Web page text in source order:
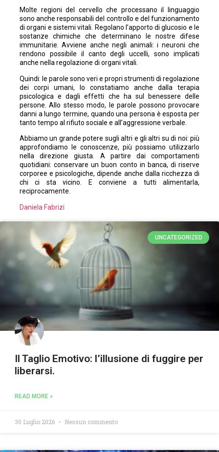
Molte regioni del cervello che processano il linguaggio
sono anche responsabili del controllo e del funzionamento
di organi e sistemi vitali. Regolano l’apporto di glucosio e le
sostanze chimiche che determinano le nostre difese
immunitarie. Avviene anche negli animali: i neuroni che
rendono possibile il canto degli uccelli, sono implicati
anche nella regolazione di organi vitali.
Quindi: le parole sono veri e propri strumenti di regolazione
dei corpi umani, lo constatiamo anche dalla terapia
psicologica e dagli effetti che ha sul benessere delle
persone. Allo stesso modo, le parole possono provocare
danni a lungo termine, quando una persona è esposta per
tanto tempo al rifiuto sociale e all’aggressione verbale.
Abbiamo un grande potere sugli altri e gli altri su di noi: più
approfondiamo le conoscenze, più possiamo utilizzarlo
nella direzione giusta. A partire dai comportamenti
quotidiani: conservare un buon conto in banca, di riserve
corporee e psicologiche, dipende anche dalla ricchezza di
chi ci sta vicino. E conviene a tutti alimentarla,
reciprocamente.
Daniela Fabrizi
UNCATEGORIZED
Il Taglio Emotivo: l’illusione di fuggire per
liberarsi.
READ MORE »
30 Luglio 2026 Nessun commento